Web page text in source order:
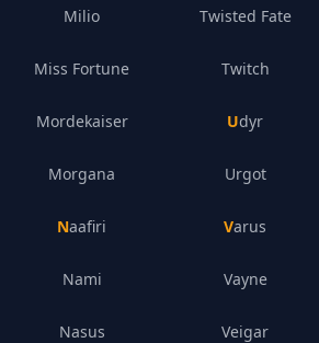
Milio
Miss Fortune
Mordekaiser
Morgana
Naafiri
Nami
Nasus
Twisted Fate
Twitch
Udyr
Urgot
Varus
Vayne
Veigar